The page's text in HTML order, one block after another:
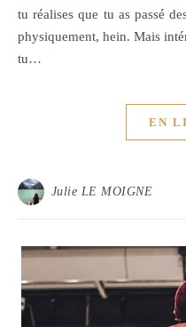
tu réalises que tu as passé
physiquement, hein. Mais
tu…
EN
Julie LE MOIGNE